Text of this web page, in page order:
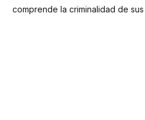
comprende la criminalidad de